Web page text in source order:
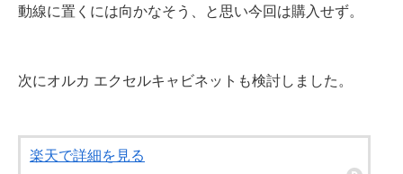
動線に置くには向かなそう、と思い今回は購入せず。
次にオルカ エクセルキャビネットも検討しました。
楽天で詳細を見る